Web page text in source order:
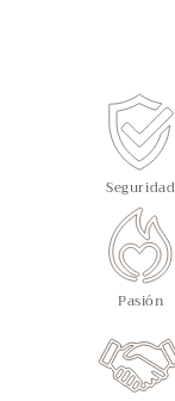
Seguridad
Pasión